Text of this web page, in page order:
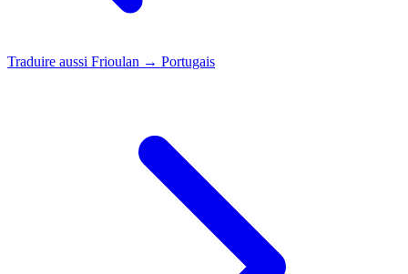
Traduire aussi Frioulan → Portugais